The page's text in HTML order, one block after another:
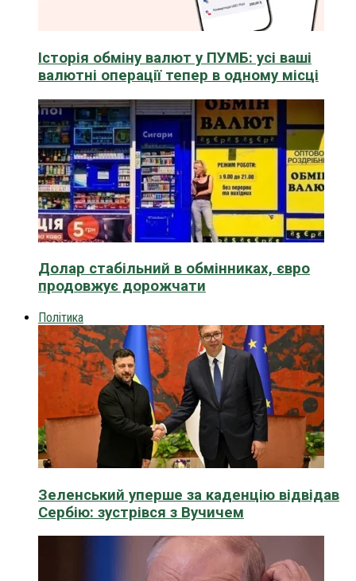
Історія обміну валют у ПУМБ: усі ваші
валютні операції тепер в одному місці
Долар стабільний в обмінниках, євро
продовжує дорожчати
Політика
Зеленський уперше за каденцію відвідав
Сербію: зустрівся з Вучичем